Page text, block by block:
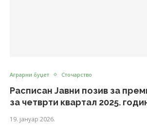
Аграрни буџет Сточарство
Расписан Јавни позив за
за четврти квартал 2025.
19. јануар 2026.